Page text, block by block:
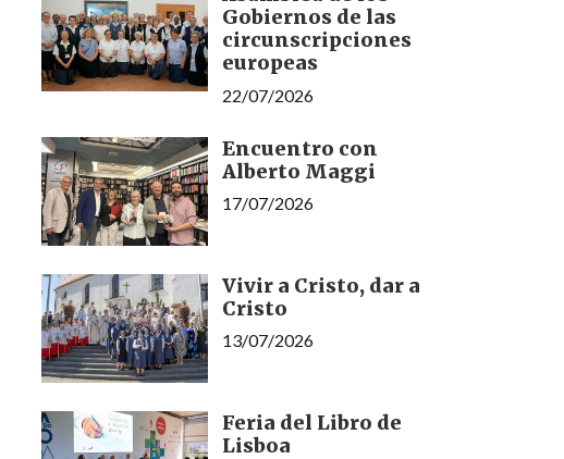
Gobiernos de las
circunscripciones
europeas
22/07/2026
Encuentro con
Alberto Maggi
17/07/2026
Vivir a Cristo, dar a
Cristo
13/07/2026
Feria del Libro de
Lisboa